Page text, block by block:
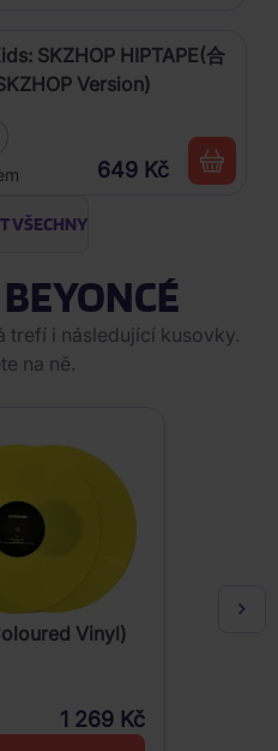
SKZHOP HIPTAPE(合
Version)
649 Kč
VŠECHNY
trefí i následující kusovky.
na ně.
Vinyl)
1 269 Kč